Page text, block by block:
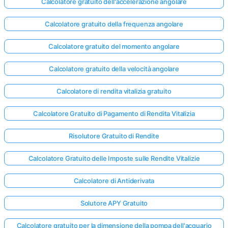
Calcolatore gratuito della frequenza angolare
Calcolatore gratuito del momento angolare
Calcolatore gratuito della velocità angolare
Calcolatore di rendita vitalizia gratuito
Calcolatore Gratuito di Pagamento di Rendita Vitalizia
Risolutore Gratuito di Rendite
Calcolatore Gratuito delle Imposte sulle Rendite Vitalizie
Calcolatore di Antiderivata
Solutore APY Gratuito
Calcolatore gratuito per la dimensione della pompa dell'acquario